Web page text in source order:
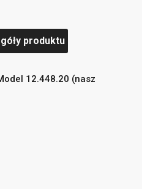
produkty na swojej
produktu
12.448.20 (nasz